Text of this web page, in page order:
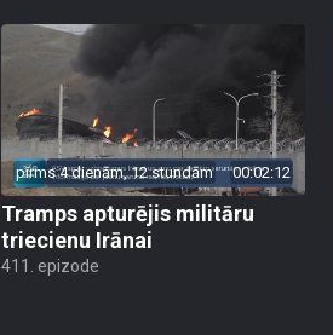
pirms 4 dienām, 12 stundām 00:02:12
Tramps apturējis militāru
triecienu Irānai
411. epizode